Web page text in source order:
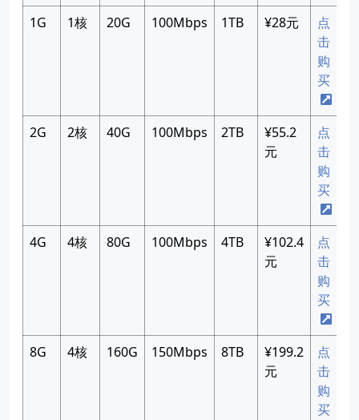
1G
1核 20G 100Mbps 1TB ¥28元
点
击
购
买
2G 2核 40G 100Mbps 2TB
¥55.2
元
点
击
购
买
4G 4核 80G 100Mbps 4TB
¥102.4
元
点
击
购
买
8G 4核 160G 150Mbps 8TB
¥199.2
元
点
击
购
买